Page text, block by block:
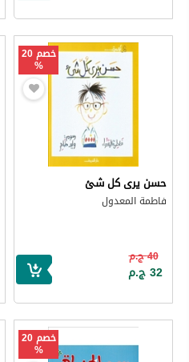
خصم 20
%
حسن يرى كل شئ
فاطمة المعدول
40 ج.م
32 ج.م
خصم 20
%